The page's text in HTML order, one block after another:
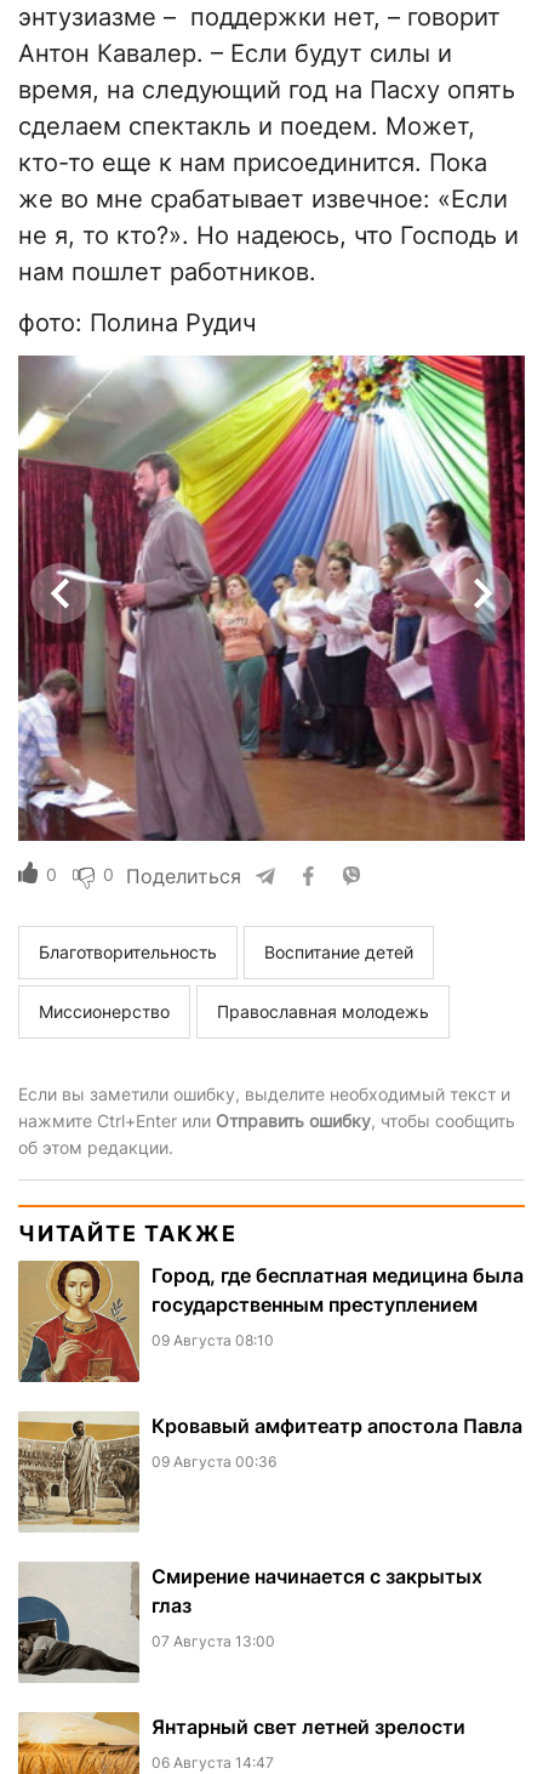
энтузиазме – поддержки нет, – говорит
Антон Кавалер. – Если будут силы и
время, на следующий год на Пасху опять
сделаем спектакль и поедем. Может,
кто-то еще к нам присоединится. Пока
же во мне срабатывает извечное: «Если
не я, то кто?». Но надеюсь, что Господь и
нам пошлет работников.
фото: Полина Рудич
0 0 Поделиться
Благотворительность Воспитание детей
Миссионерство Православная молодежь
Если вы заметили ошибку, выделите необходимый текст и
нажмите Ctrl+Enter или Отправить ошибку, чтобы сообщить
об этом редакции.
ЧИТАЙТЕ ТАКЖЕ
Город, где бесплатная медицина была
государственным преступлением
09 Августа 08:10
​Кровавый амфитеатр апостола Павла
09 Августа 00:36
Смирение начинается с закрытых
глаз
07 Августа 13:00
Янтарный свет летней зрелости
06 Августа 14:47